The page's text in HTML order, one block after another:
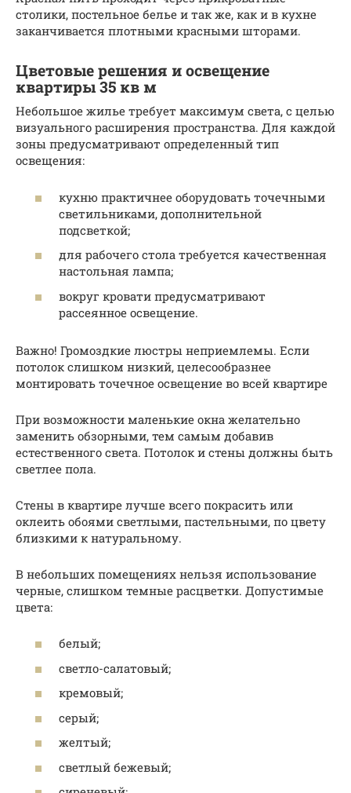
столики, постельное белье и так же, как и в кухне
заканчивается плотными красными шторами.
Цветовые решения и освещение
квартиры 35 кв м
Небольшое жилье требует максимум света, с целью
визуального расширения пространства. Для каждой
зоны предусматривают определенный тип
освещения:
кухню практичнее оборудовать точечными
светильниками, дополнительной
подсветкой;
для рабочего стола требуется качественная
настольная лампа;
вокруг кровати предусматривают
рассеянное освещение.
Важно! Громоздкие люстры неприемлемы. Если
потолок слишком низкий, целесообразнее
монтировать точечное освещение во всей квартире
При возможности маленькие окна желательно
заменить обзорными, тем самым добавив
естественного света. Потолок и стены должны быть
светлее пола.
Стены в квартире лучше всего покрасить или
оклеить обоями светлыми, пастельными, по цвету
близкими к натуральному.
В небольших помещениях нельзя использование
черные, слишком темные расцветки. Допустимые
цвета:
белый;
светло-салатовый;
кремовый;
серый;
желтый;
светлый бежевый;